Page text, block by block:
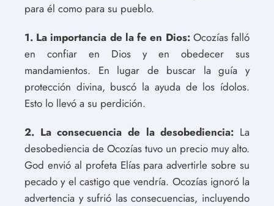
para él como para su pueblo.
1. La importancia de la fe en Dios:Ocozías falló
en confiar en Dios y en obedecer sus
mandamientos. En lugar de buscar la guía y
protección divina, buscó la ayuda de los ídolos.
Esto lo llevó a su perdición.
2. La consecuencia de la desobediencia: La
desobediencia de Ocozías tuvo un precio muy alto.
God envió al profeta Elías para advertirle sobre su
pecado y el castigo que vendría. Ocozías ignoró la
advertencia y sufrió las consecuencias, incluyendo